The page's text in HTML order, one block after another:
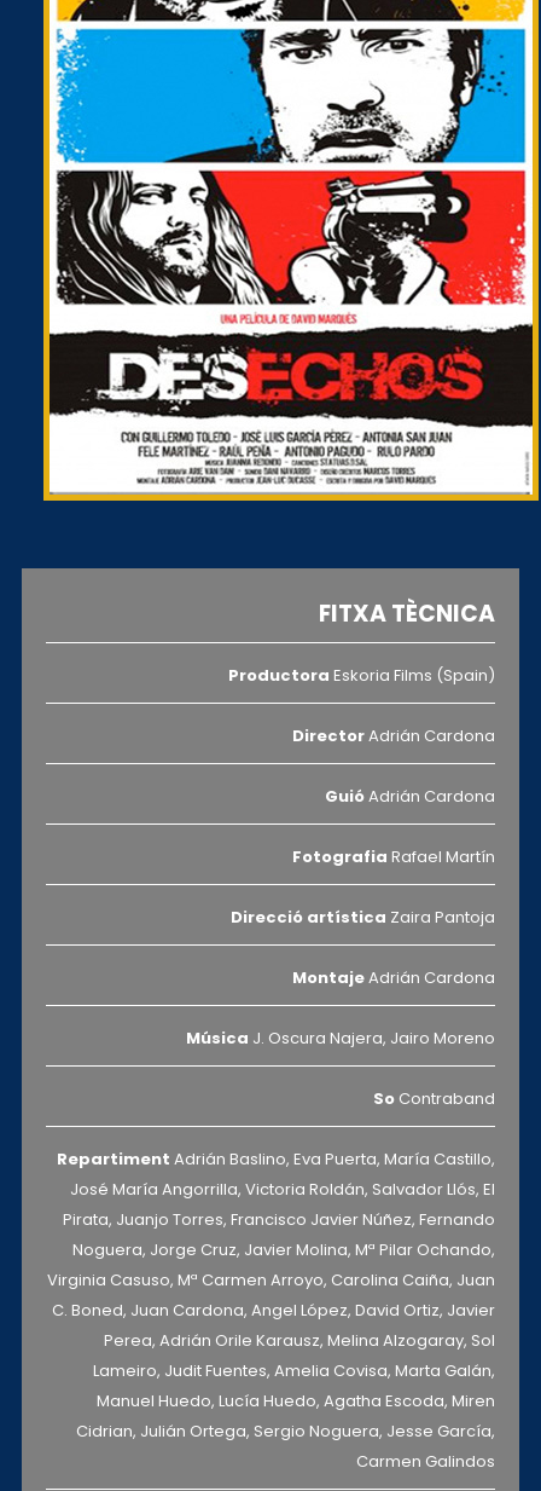
FITXA TÈCNICA
ProductoraEskoria Films (Spain)
DirectorAdrián Cardona
GuióAdrián Cardona
FotografiaRafael Martín
Direcció artística Zaira Pantoja
MontajeAdrián Cardona
Música J. Oscura Najera, Jairo Moreno
So Contraband
RepartimentAdrián Baslino, Eva Puerta, María Castillo,
José María Angorrilla, Victoria Roldán, Salvador Llós, El
Pirata, Juanjo Torres, Francisco Javier Núñez, Fernando
Noguera, Jorge Cruz, Javier Molina, Mª Pilar Ochando,
Virginia Casuso, Mª Carmen Arroyo, Carolina Caiña, Juan
C. Boned, Juan Cardona, Angel López, David Ortiz, Javier
Perea, Adrián Orile Karausz, Melina Alzogaray, Sol
Lameiro, Judit Fuentes, Amelia Covisa, Marta Galán,
Manuel Huedo, Lucía Huedo, Agatha Escoda, Miren
Cidrian, Julián Ortega, Sergio Noguera, Jesse García,
Carmen Galindos